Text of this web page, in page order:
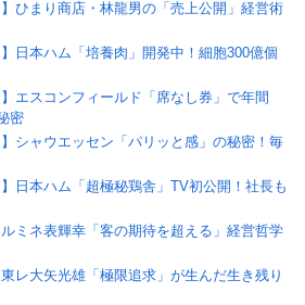
】ひまり商店・林龍男の「売上公開」経営術
】日本ハム「培養肉」開発中！細胞300億個
】エスコンフィールド「席なし券」で年間
密
】シャウエッセン「パリッと感」の秘密！毎
】日本ハム「超極秘鶏舎」TV初公開！社長も
ルミネ表輝幸「客の期待を超える」経営哲学
東レ大矢光雄「極限追求」が生んだ生き残り